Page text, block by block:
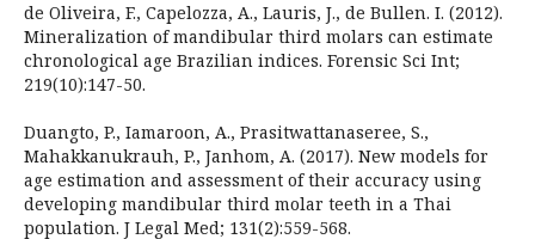
de Oliveira, F., Capelozza, A., Lauris, J., de Bullen. I. (2012).
Mineralization of mandibular third molars can estimate
chronological age Brazilian indices. Forensic Sci Int;
219(10):147-50.
Duangto, P., Iamaroon, A., Prasitwattanaseree, S.,
Mahakkanukrauh, P., Janhom, A. (2017). New models for
age estimation and assessment of their accuracy using
developing mandibular third molar teeth in a Thai
population. J Legal Med; 131(2):559-568.